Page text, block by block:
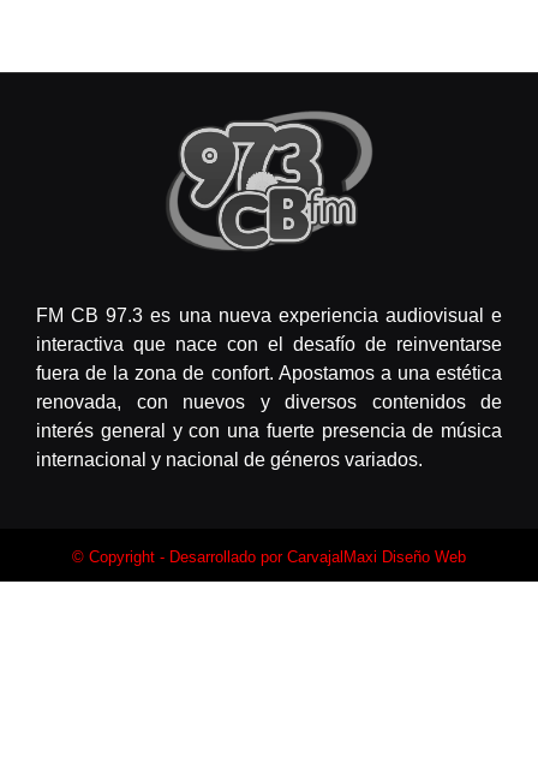
FM CB 97.3 es una nueva experiencia audiovisual e
interactiva que nace con el desafío de reinventarse
fuera de la zona de confort. Apostamos a una estética
renovada, con nuevos y diversos contenidos de
interés general y con una fuerte presencia de música
internacional y nacional de géneros variados.
© Copyright - Desarrollado por CarvajalMaxi Diseño Web